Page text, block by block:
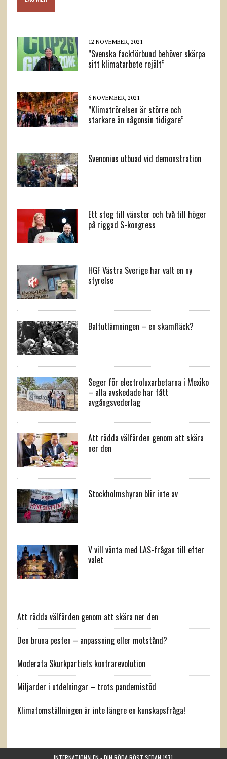
12 NOVEMBER, 2021
”Svenska fackförbund behöver skärpa
sitt klimatarbete rejält”
6 NOVEMBER, 2021
”Klimatrörelsen är större och
starkare än någonsin tidigare”
Svenonius utbuad vid demonstration
Ett steg till vänster och två till höger
på riggad S-kongress
HGF Västra Sverige har valt en ny
styrelse
Baltutlämningen – en skamfläck?
Seger för electroluxarbetarna i Mexiko
– alla avskedade har fått
avgångsvederlag
Att rädda välfärden genom att skära
ner den
Stockholmshyran blir inte av
V vill vänta med LAS-frågan till efter
valet
Att rädda välfärden genom att skära ner den
Den bruna pesten – anpassning eller motstånd?
Moderata Skurkpartiets kontrarevolution
Miljarder i utdelningar – trots pandemistöd
Klimatomställningen är inte längre en kunskapsfråga!